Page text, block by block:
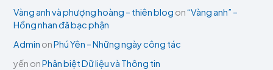
Vàng anh và phượng hoàng – thiên blog on“Vàng anh” –
Hồng nhan đã bạc phận
Admin onPhú Yên – Những ngày công tác
yến onPhân biệt Dữ liệu và Thông tin